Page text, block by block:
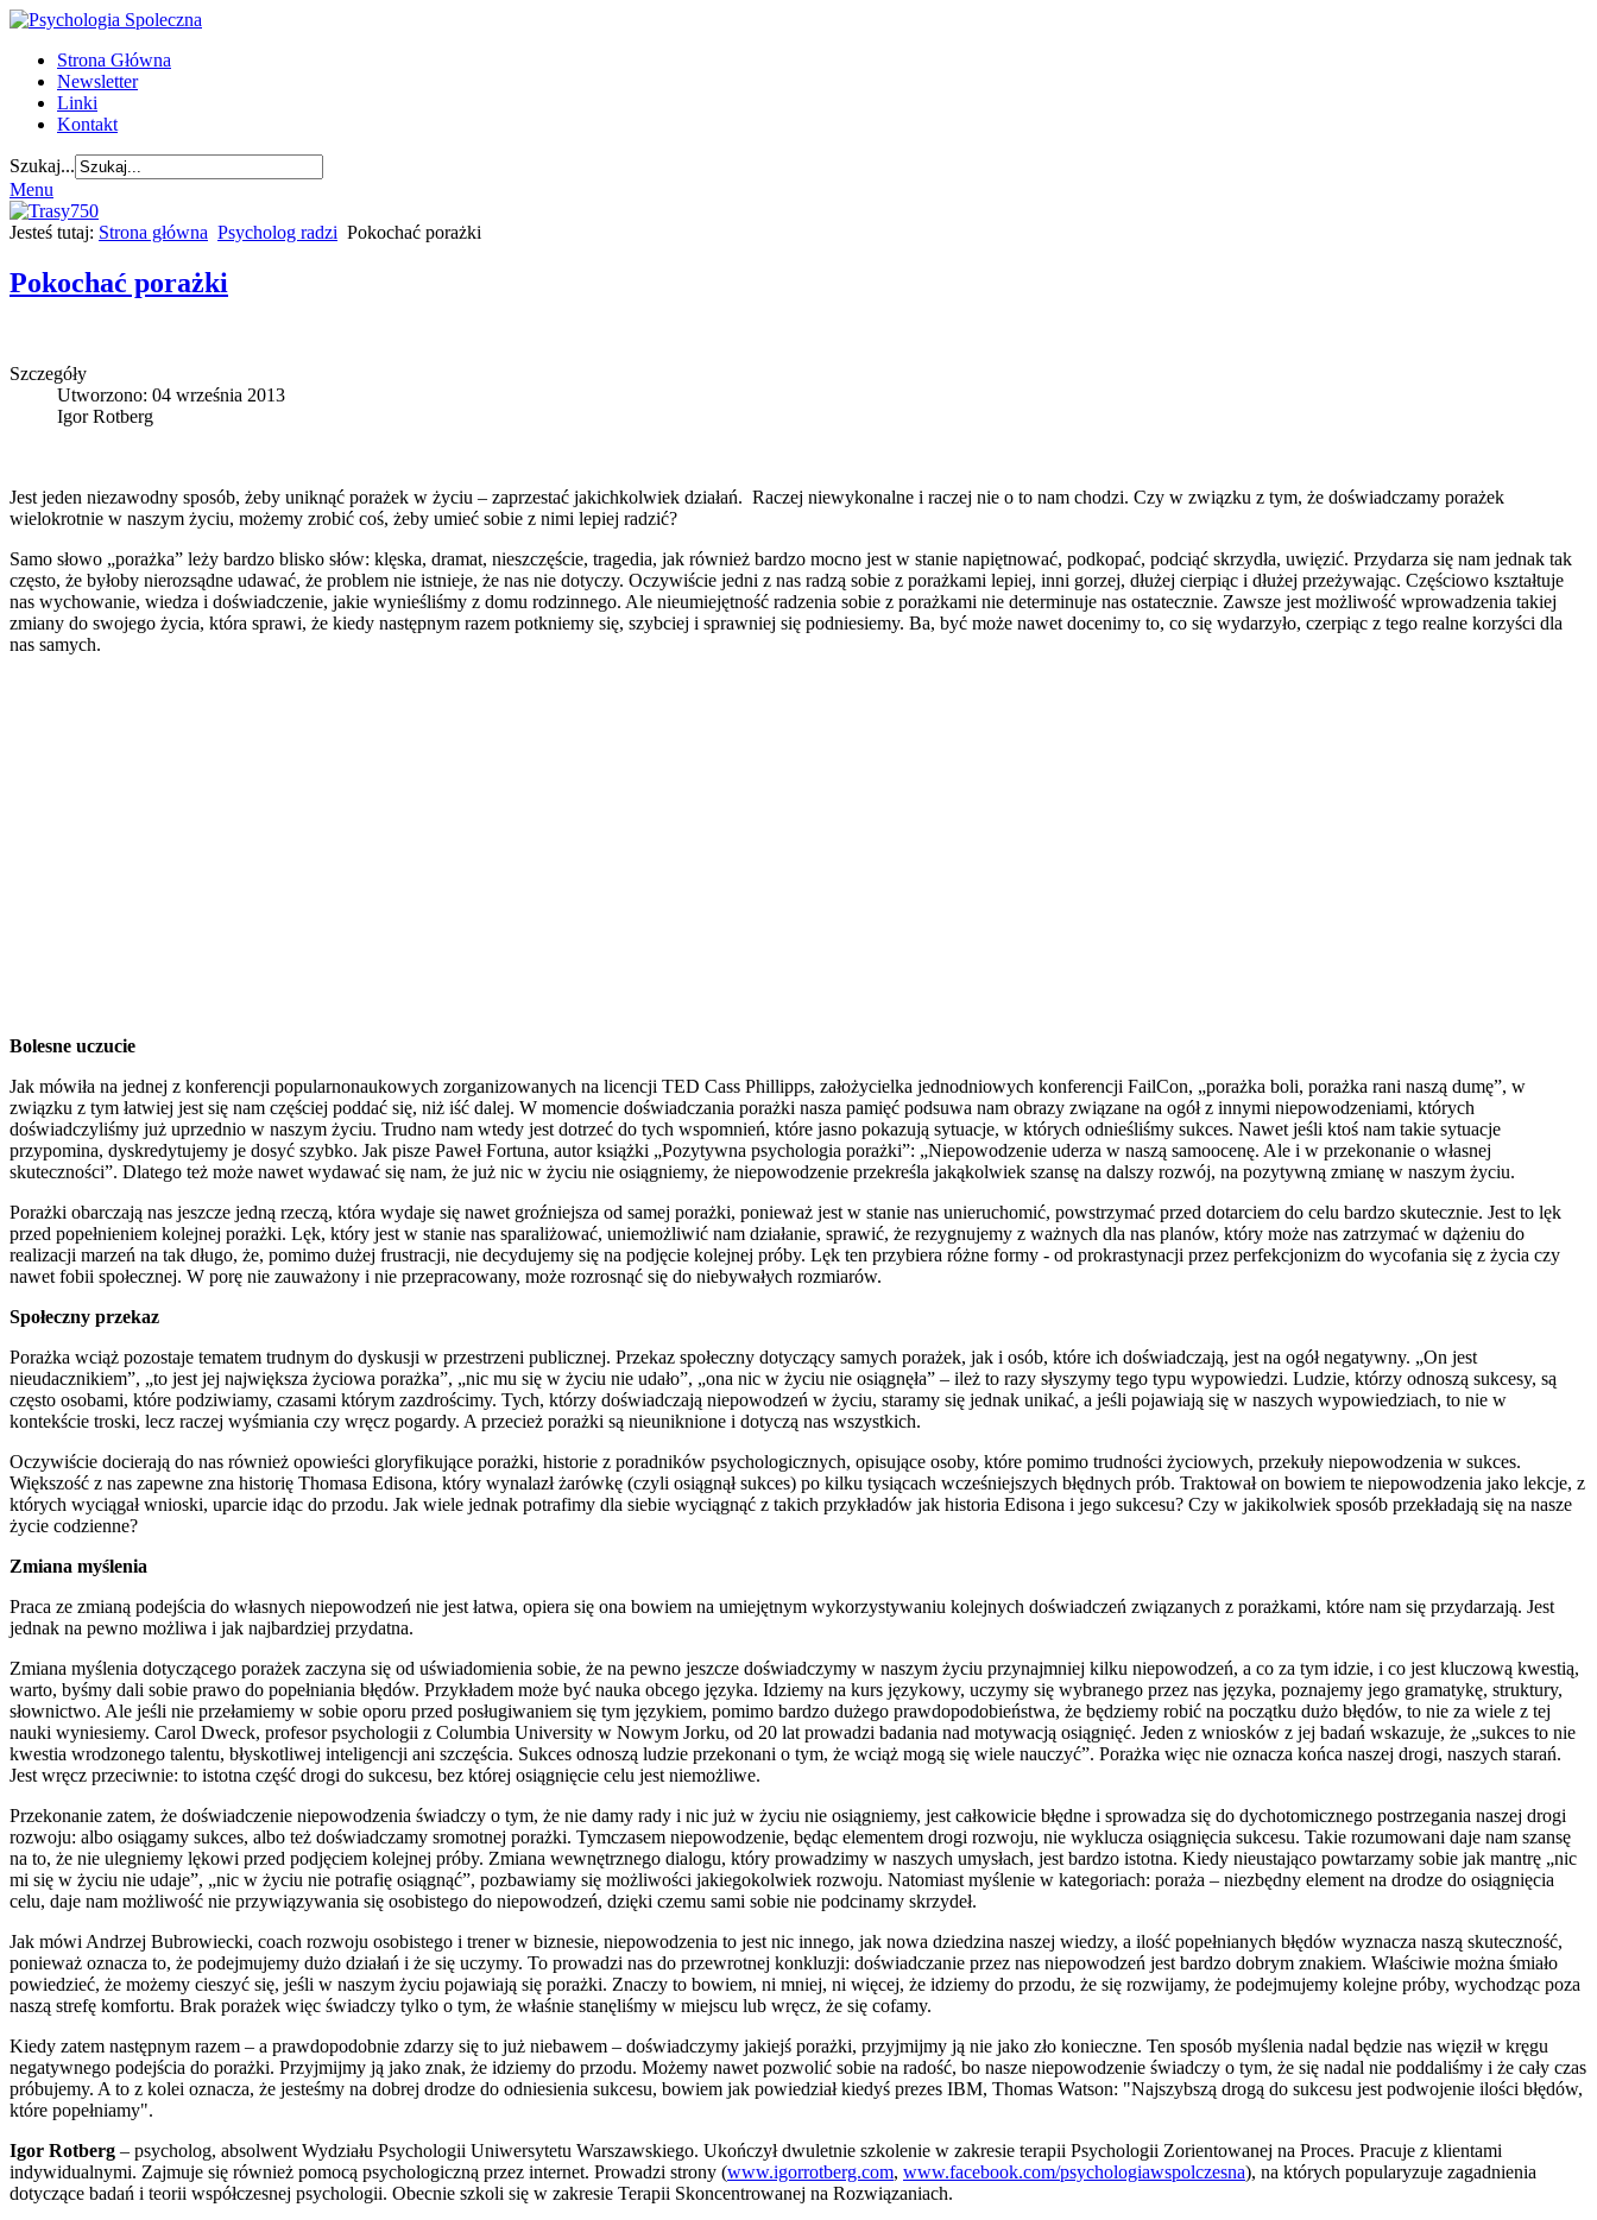
Strona Główna
Newsletter
Linki
Kontakt
Szukaj...
Menu
Jesteś tutaj: Strona główna Psycholog radzi Pokochać porażki
Pokochać porażki
Szczegóły
Utworzono: 04 września 2013
Igor Rotberg
Jest jeden niezawodny sposób, żeby uniknąć porażek w życiu – zaprzestać jakichkolwiek działań. Raczej niewykonalne i raczej nie o to nam chodzi. Czy w związku z tym, że doświadczamy porażek
wielokrotnie w naszym życiu, możemy zrobić coś, żeby umieć sobie z nimi lepiej radzić?
Samo słowo „porażka” leży bardzo blisko słów: klęska, dramat, nieszczęście, tragedia, jak również bardzo mocno jest w stanie napiętnować, podkopać, podciąć skrzydła, uwięzić. Przydarza się nam jednak tak
często, że byłoby nierozsądne udawać, że problem nie istnieje, że nas nie dotyczy. Oczywiście jedni z nas radzą sobie z porażkami lepiej, inni gorzej, dłużej cierpiąc i dłużej przeżywając. Częściowo kształtuje
nas wychowanie, wiedza i doświadczenie, jakie wynieśliśmy z domu rodzinnego. Ale nieumiejętność radzenia sobie z porażkami nie determinuje nas ostatecznie. Zawsze jest możliwość wprowadzenia takiej
zmiany do swojego życia, która sprawi, że kiedy następnym razem potkniemy się, szybciej i sprawniej się podniesiemy. Ba, być może nawet docenimy to, co się wydarzyło, czerpiąc z tego realne korzyści dla
nas samych.
Bolesne uczucie
Jak mówiła na jednej z konferencji popularnonaukowych zorganizowanych na licencji TED Cass Phillipps, założycielka jednodniowych konferencji FailCon, „porażka boli, porażka rani naszą dumę”, w
związku z tym łatwiej jest się nam częściej poddać się, niż iść dalej. W momencie doświadczania porażki nasza pamięć podsuwa nam obrazy związane na ogół z innymi niepowodzeniami, których
doświadczyliśmy już uprzednio w naszym życiu. Trudno nam wtedy jest dotrzeć do tych wspomnień, które jasno pokazują sytuacje, w których odnieśliśmy sukces. Nawet jeśli ktoś nam takie sytuacje
przypomina, dyskredytujemy je dosyć szybko. Jak pisze Paweł Fortuna, autor książki „Pozytywna psychologia porażki”: „Niepowodzenie uderza w naszą samoocenę. Ale i w przekonanie o własnej
skuteczności”. Dlatego też może nawet wydawać się nam, że już nic w życiu nie osiągniemy, że niepowodzenie przekreśla jakąkolwiek szansę na dalszy rozwój, na pozytywną zmianę w naszym życiu.
Porażki obarczają nas jeszcze jedną rzeczą, która wydaje się nawet groźniejsza od samej porażki, ponieważ jest w stanie nas unieruchomić, powstrzymać przed dotarciem do celu bardzo skutecznie. Jest to lęk
przed popełnieniem kolejnej porażki. Lęk, który jest w stanie nas sparaliżować, uniemożliwić nam działanie, sprawić, że rezygnujemy z ważnych dla nas planów, który może nas zatrzymać w dążeniu do
realizacji marzeń na tak długo, że, pomimo dużej frustracji, nie decydujemy się na podjęcie kolejnej próby. Lęk ten przybiera różne formy - od prokrastynacji przez perfekcjonizm do wycofania się z życia czy
nawet fobii społecznej. W porę nie zauważony i nie przepracowany, może rozrosnąć się do niebywałych rozmiarów.
Społeczny przekaz
Porażka wciąż pozostaje tematem trudnym do dyskusji w przestrzeni publicznej. Przekaz społeczny dotyczący samych porażek, jak i osób, które ich doświadczają, jest na ogół negatywny. „On jest
nieudacznikiem”, „to jest jej największa życiowa porażka”, „nic mu się w życiu nie udało”, „ona nic w życiu nie osiągnęła” – ileż to razy słyszymy tego typu wypowiedzi. Ludzie, którzy odnoszą sukcesy, są
często osobami, które podziwiamy, czasami którym zazdrościmy. Tych, którzy doświadczają niepowodzeń w życiu, staramy się jednak unikać, a jeśli pojawiają się w naszych wypowiedziach, to nie w
kontekście troski, lecz raczej wyśmiania czy wręcz pogardy. A przecież porażki są nieuniknione i dotyczą nas wszystkich.
Oczywiście docierają do nas również opowieści gloryfikujące porażki, historie z poradników psychologicznych, opisujące osoby, które pomimo trudności życiowych, przekuły niepowodzenia w sukces.
Większość z nas zapewne zna historię Thomasa Edisona, który wynalazł żarówkę (czyli osiągnął sukces) po kilku tysiącach wcześniejszych błędnych prób. Traktował on bowiem te niepowodzenia jako lekcje, z
których wyciągał wnioski, uparcie idąc do przodu. Jak wiele jednak potrafimy dla siebie wyciągnąć z takich przykładów jak historia Edisona i jego sukcesu? Czy w jakikolwiek sposób przekładają się na nasze
życie codzienne?
Zmiana myślenia
Praca ze zmianą podejścia do własnych niepowodzeń nie jest łatwa, opiera się ona bowiem na umiejętnym wykorzystywaniu kolejnych doświadczeń związanych z porażkami, które nam się przydarzają. Jest
jednak na pewno możliwa i jak najbardziej przydatna.
Zmiana myślenia dotyczącego porażek zaczyna się od uświadomienia sobie, że na pewno jeszcze doświadczymy w naszym życiu przynajmniej kilku niepowodzeń, a co za tym idzie, i co jest kluczową kwestią,
warto, byśmy dali sobie prawo do popełniania błędów. Przykładem może być nauka obcego języka. Idziemy na kurs językowy, uczymy się wybranego przez nas języka, poznajemy jego gramatykę, struktury,
słownictwo. Ale jeśli nie przełamiemy w sobie oporu przed posługiwaniem się tym językiem, pomimo bardzo dużego prawdopodobieństwa, że będziemy robić na początku dużo błędów, to nie za wiele z tej
nauki wyniesiemy. Carol Dweck, profesor psychologii z Columbia University w Nowym Jorku, od 20 lat prowadzi badania nad motywacją osiągnięć. Jeden z wniosków z jej badań wskazuje, że „sukces to nie
kwestia wrodzonego talentu, błyskotliwej inteligencji ani szczęścia. Sukces odnoszą ludzie przekonani o tym, że wciąż mogą się wiele nauczyć”. Porażka więc nie oznacza końca naszej drogi, naszych starań.
Jest wręcz przeciwnie: to istotna część drogi do sukcesu, bez której osiągnięcie celu jest niemożliwe.
Przekonanie zatem, że doświadczenie niepowodzenia świadczy o tym, że nie damy rady i nic już w życiu nie osiągniemy, jest całkowicie błędne i sprowadza się do dychotomicznego postrzegania naszej drogi
rozwoju: albo osiągamy sukces, albo też doświadczamy sromotnej porażki. Tymczasem niepowodzenie, będąc elementem drogi rozwoju, nie wyklucza osiągnięcia sukcesu. Takie rozumowani daje nam szansę
na to, że nie ulegniemy lękowi przed podjęciem kolejnej próby. Zmiana wewnętrznego dialogu, który prowadzimy w naszych umysłach, jest bardzo istotna. Kiedy nieustająco powtarzamy sobie jak mantrę „nic
mi się w życiu nie udaje”, „nic w życiu nie potrafię osiągnąć”, pozbawiamy się możliwości jakiegokolwiek rozwoju. Natomiast myślenie w kategoriach: poraża – niezbędny element na drodze do osiągnięcia
celu, daje nam możliwość nie przywiązywania się osobistego do niepowodzeń, dzięki czemu sami sobie nie podcinamy skrzydeł.
Jak mówi Andrzej Bubrowiecki, coach rozwoju osobistego i trener w biznesie, niepowodzenia to jest nic innego, jak nowa dziedzina naszej wiedzy, a ilość popełnianych błędów wyznacza naszą skuteczność,
ponieważ oznacza to, że podejmujemy dużo działań i że się uczymy. To prowadzi nas do przewrotnej konkluzji: doświadczanie przez nas niepowodzeń jest bardzo dobrym znakiem. Właściwie można śmiało
powiedzieć, że możemy cieszyć się, jeśli w naszym życiu pojawiają się porażki. Znaczy to bowiem, ni mniej, ni więcej, że idziemy do przodu, że się rozwijamy, że podejmujemy kolejne próby, wychodząc poza
naszą strefę komfortu. Brak porażek więc świadczy tylko o tym, że właśnie stanęliśmy w miejscu lub wręcz, że się cofamy.
Kiedy zatem następnym razem – a prawdopodobnie zdarzy się to już niebawem – doświadczymy jakiejś porażki, przyjmijmy ją nie jako zło konieczne. Ten sposób myślenia nadal będzie nas więził w kręgu
negatywnego podejścia do porażki. Przyjmijmy ją jako znak, że idziemy do przodu. Możemy nawet pozwolić sobie na radość, bo nasze niepowodzenie świadczy o tym, że się nadal nie poddaliśmy i że cały czas
próbujemy. A to z kolei oznacza, że jesteśmy na dobrej drodze do odniesienia sukcesu, bowiem jak powiedział kiedyś prezes IBM, Thomas Watson: "Najszybszą drogą do sukcesu jest podwojenie ilości błędów,
które popełniamy".
Igor Rotberg – psycholog, absolwent Wydziału Psychologii Uniwersytetu Warszawskiego. Ukończył dwuletnie szkolenie w zakresie terapii Psychologii Zorientowanej na Proces. Pracuje z klientami
indywidualnymi. Zajmuje się również pomocą psychologiczną przez internet. Prowadzi strony (www.igorrotberg.com, www.facebook.com/psychologiawspolczesna), na których popularyzuje zagadnienia
dotyczące badań i teorii współczesnej psychologii. Obecnie szkoli się w zakresie Terapii Skoncentrowanej na Rozwiązaniach.